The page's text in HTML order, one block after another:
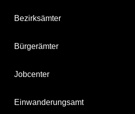
Bezirksämter
Bürgerämter
Jobcenter
Einwanderungsamt